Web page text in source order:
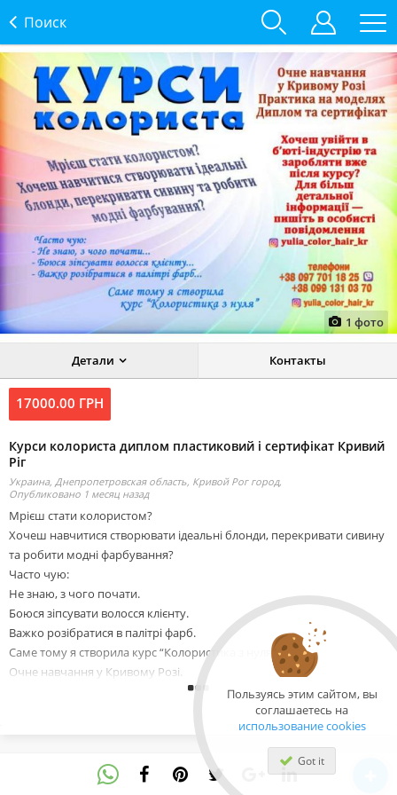
Пользуясь этим сайтом, вы
соглашаетесь на
использование cookies
Got it
Поиск
1фото
Детали Контакты
17000.00 ГРН
Курси колориста диплом пластиковий і сертифікат Кривий
Ріг
Украина, Днепропетровская область, Кривой Рог город,
Опубликовано 1 месяц назад
Мрієш стати колористом?
Хочеш навчитися створювати ідеальні блонди, перекривати сивину
та робити модні фарбування?
Часто чую:
Не знаю, з чого почати.
Боюся зіпсувати волосся клієнту.
Важко розібратися в палітрі фарб.
Саме тому я створила курс “Колористика з нуля”.
Очне навчання у Кривому Розі.
Диплом пластиковий та сертифікат державною та англійською
Хочеш увійти в б’юті-індустрію та заробляти вже після курсу?
Тел.: (097) 701-18-25, (099) 131-03-70.